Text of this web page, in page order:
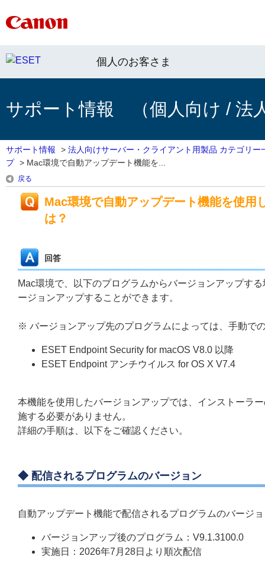
個人のお客さま
サポート情報 （個人向け / 法
サポート情報 > 法人向けサーバー・クライアント用製品 カテゴリー
プ > Mac環境で自動アップデート機能を...
戻る
Mac環境で自動アップデート機能を使用
は？
回答
Mac環境で、以下のプログラムからバージョンアップす
ージョンアップすることができます。
※ バージョンアップ先のプログラムによっては、手動で
ESET Endpoint Security for macOS V8.0 以降
ESET Endpoint アンチウイルス for OS X V7.4
本機能を使用したバージョンアップでは、インストーラ
施する必要がありません。
詳細の手順は、以下をご確認ください。
◆ 配信されるプログラムのバージョン
自動アップデート機能で配信されるプログラムのバージ
バージョンアップ後のプログラム：V9.1.3100.0
実施日：2026年7月28日より順次配信